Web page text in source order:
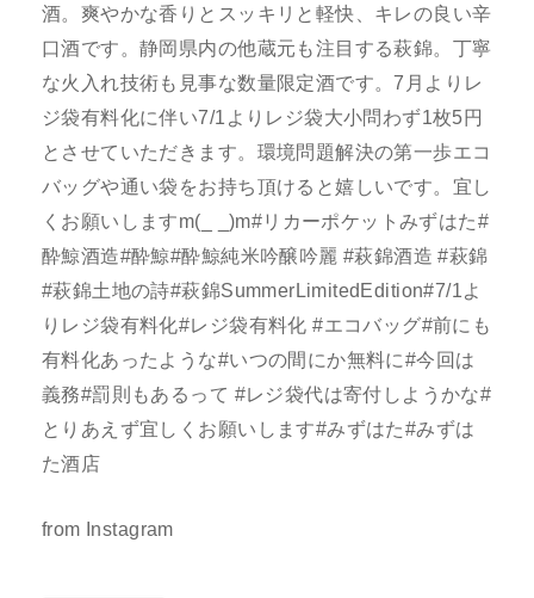
酒。爽やかな香りとスッキリと軽快、キレの良い辛
口酒です。静岡県内の他蔵元も注目する萩錦。丁寧
な火入れ技術も見事な数量限定酒です。7月よりレ
ジ袋有料化に伴い7/1よりレジ袋大小問わず1枚5円
とさせていただきます。環境問題解決の第一歩エコ
バッグや通い袋をお持ち頂けると嬉しいです。宜し
くお願いしますm(_ _)m#リカーポケットみずはた#
酔鯨酒造#酔鯨#酔鯨純米吟醸吟麗 #萩錦酒造 #萩錦
#萩錦土地の詩#萩錦SummerLimitedEdition#7/1よ
りレジ袋有料化#レジ袋有料化 #エコバッグ#前にも
有料化あったような#いつの間にか無料に#今回は
義務#罰則もあるって #レジ袋代は寄付しようかな#
とりあえず宜しくお願いします#みずはた#みずは
た酒店
from Instagram